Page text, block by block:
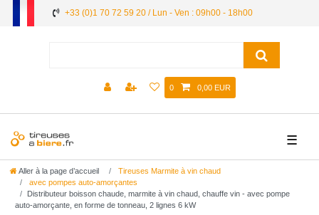
+33 (0)1 70 72 59 20 / Lun - Ven : 09h00 - 18h00
0 0,00 EUR
☰
Aller à la page d’accueil
Tireuses Marmite à vin chaud
avec pompes auto-amorçantes
Distributeur boisson chaude, marmite à vin chaud, chauffe vin - avec pompe
auto-amorçante, en forme de tonneau, 2 lignes 6 kW